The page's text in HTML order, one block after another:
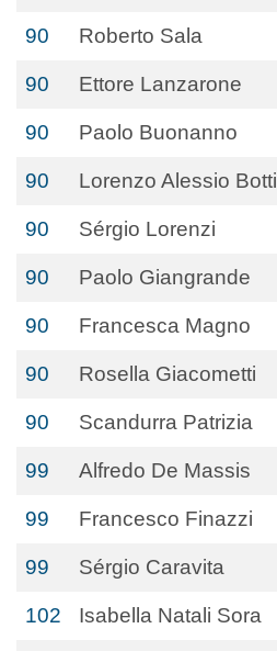
90 Roberto Sala
90 Ettore Lanzarone
90 Paolo Buonanno
90 Lorenzo Alessio Botti
90 Sérgio Lorenzi
90 Paolo Giangrande
90 Francesca Magno
90 Rosella Giacometti
90 Scandurra Patrizia
99 Alfredo De Massis
99 Francesco Finazzi
99 Sérgio Caravita
102 Isabella Natali Sora